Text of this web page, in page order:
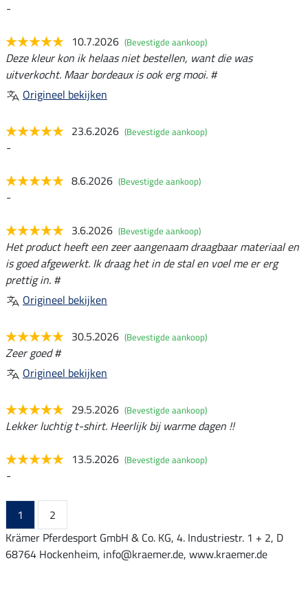
-
10.7.2026 (Bevestigde aankoop)
Deze kleur kon ik helaas niet bestellen, want die was
uitverkocht. Maar bordeaux is ook erg mooi. #
Origineel bekijken
23.6.2026 (Bevestigde aankoop)
-
8.6.2026 (Bevestigde aankoop)
-
3.6.2026 (Bevestigde aankoop)
Het product heeft een zeer aangenaam draagbaar materiaal en
is goed afgewerkt. Ik draag het in de stal en voel me er erg
prettig in. #
Origineel bekijken
30.5.2026 (Bevestigde aankoop)
Zeer goed #
Origineel bekijken
29.5.2026 (Bevestigde aankoop)
Lekker luchtig t-shirt. Heerlijk bij warme dagen !!
13.5.2026 (Bevestigde aankoop)
-
1
2
Krämer Pferdesport GmbH & Co. KG, 4. Industriestr. 1 + 2, D
68764 Hockenheim, info@kraemer.de, www.kraemer.de